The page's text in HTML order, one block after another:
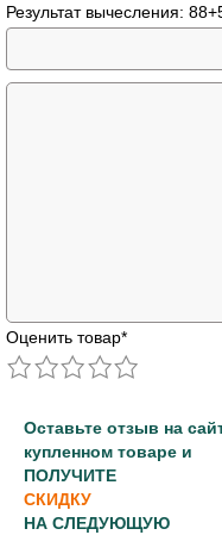
Результат вычесления:
Оценить товар*
Оставьте отзыв на
купленном товаре и
ПОЛУЧИТЕ
СКИДКУ
НА СЛЕДУЮЩУЮ